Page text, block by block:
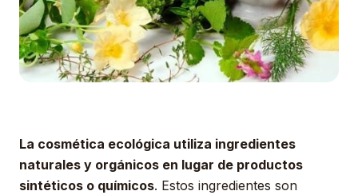
La cosmética ecológica utiliza ingredientes
naturales y orgánicos en lugar de productos
sintéticos o químicos. Estos ingredientes son